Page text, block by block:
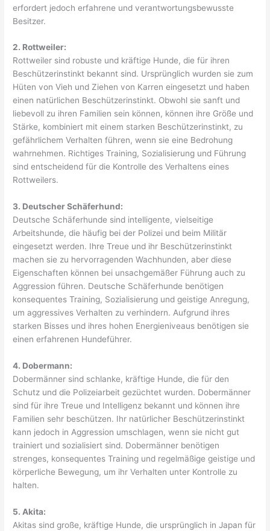
erfordert jedoch erfahrene und verantwortungsbewusste
Besitzer.
2. Rottweiler:
Rottweiler sind robuste und kräftige Hunde, die für ihren
Beschützerinstinkt bekannt sind. Ursprünglich wurden sie zum
Hüten von Vieh und Ziehen von Karren eingesetzt und haben
einen natürlichen Beschützerinstinkt. Obwohl sie sanft und
liebevoll zu ihren Familien sein können, können ihre Größe und
Stärke, kombiniert mit einem starken Beschützerinstinkt, zu
gefährlichem Verhalten führen, wenn sie eine Bedrohung
wahrnehmen. Richtiges Training, Sozialisierung und Führung
sind entscheidend für die Kontrolle des Verhaltens eines
Rottweilers.
3. Deutscher Schäferhund:
Deutsche Schäferhunde sind intelligente, vielseitige
Arbeitshunde, die häufig bei der Polizei und beim Militär
eingesetzt werden. Ihre Treue und ihr Beschützerinstinkt
machen sie zu hervorragenden Wachhunden, aber diese
Eigenschaften können bei unsachgemäßer Führung auch zu
Aggression führen. Deutsche Schäferhunde benötigen
konsequentes Training, Sozialisierung und geistige Anregung,
um aggressives Verhalten zu verhindern. Aufgrund ihres
starken Bisses und ihres hohen Energieniveaus benötigen sie
einen erfahrenen Hundeführer.
4. Dobermann:
Dobermänner sind schlanke, kräftige Hunde, die für den
Schutz und die Polizeiarbeit gezüchtet wurden. Dobermänner
sind für ihre Treue und Intelligenz bekannt und können ihre
Familien sehr beschützen. Ihr natürlicher Beschützerinstinkt
kann jedoch in Aggression umschlagen, wenn sie nicht gut
trainiert und sozialisiert sind. Dobermänner benötigen
strenges, konsequentes Training und regelmäßige geistige und
körperliche Bewegung, um ihr Verhalten unter Kontrolle zu
halten.
5. Akita:
Akitas sind große, kräftige Hunde, die ursprünglich in Japan für